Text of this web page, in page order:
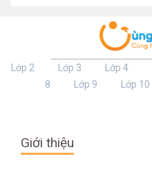
Lớp 2 Lớp 3 Lớp 4
8
Lớp 9 Lớp 10
Giới thiệu